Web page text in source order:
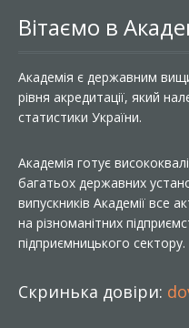
Вітаємо в
Академія є державним
рівня акредитації, який
статистики України.
Академія готує
багатьох державних
випускників Академії все
на різноманітних
підприємницького сектору.
Скринька довіри: